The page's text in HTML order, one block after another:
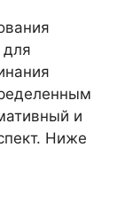
и
Ниже